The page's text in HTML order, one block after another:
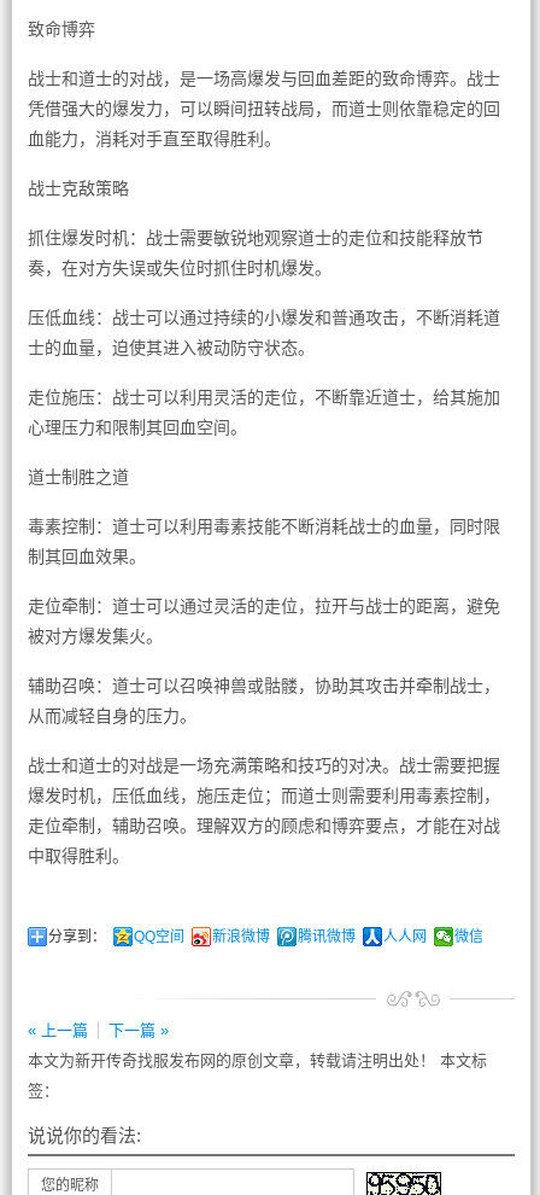
致命博弈
战士和道士的对战，是一场高爆发与回血差距的致命博弈。战士
凭借强大的爆发力，可以瞬间扭转战局，而道士则依靠稳定的回
血能力，消耗对手直至取得胜利。
战士克敌策略
抓住爆发时机：战士需要敏锐地观察道士的走位和技能释放节
奏，在对方失误或失位时抓住时机爆发。
压低血线：战士可以通过持续的小爆发和普通攻击，不断消耗道
士的血量，迫使其进入被动防守状态。
走位施压：战士可以利用灵活的走位，不断靠近道士，给其施加
心理压力和限制其回血空间。
道士制胜之道
毒素控制：道士可以利用毒素技能不断消耗战士的血量，同时限
制其回血效果。
走位牵制：道士可以通过灵活的走位，拉开与战士的距离，避免
被对方爆发集火。
辅助召唤：道士可以召唤神兽或骷髅，协助其攻击并牵制战士，
从而减轻自身的压力。
战士和道士的对战是一场充满策略和技巧的对决。战士需要把握
爆发时机，压低血线，施压走位；而道士则需要利用毒素控制，
走位牵制，辅助召唤。理解双方的顾虑和博弈要点，才能在对战
中取得胜利。
分享到： QQ空间 新浪微博 腾讯微博 人人网 微信
« 上一篇
下一篇 »
本文为新开传奇找服发布网的原创文章，转载请注明出处！ 本文标
签：
说说你的看法:
您的昵称